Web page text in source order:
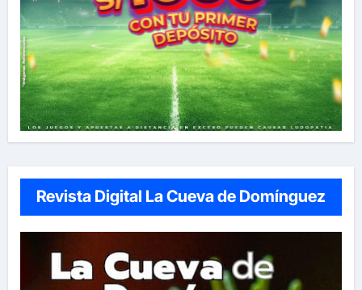
Revista Digital La Cueva de Domínguez